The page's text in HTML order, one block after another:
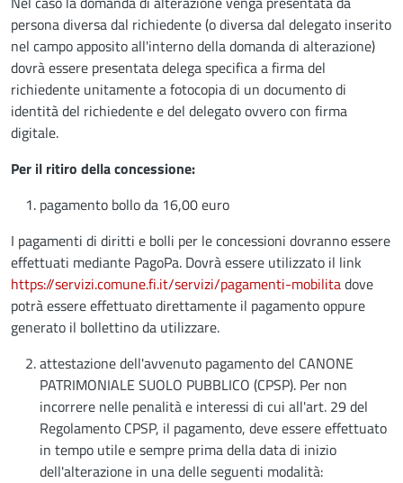
persona diversa dal richiedente (o diversa dal delegato inserito
nel campo apposito all'interno della domanda di alterazione)
dovrà essere presentata delega specifica a firma del
richiedente unitamente a fotocopia di un documento di
identità del richiedente e del delegato ovvero con firma
digitale.
Per il ritiro della concessione:
pagamento bollo da 16,00 euro
I pagamenti di diritti e bolli per le concessioni dovranno essere
effettuati mediante PagoPa. Dovrà essere utilizzato il link
https://servizi.comune.fi.it/servizi/pagamenti-mobilitadove
potrà essere effettuato direttamente il pagamento oppure
generato il bollettino da utilizzare.
attestazione dell'avvenuto pagamento del CANONE
PATRIMONIALE SUOLO PUBBLICO (CPSP). Per non
incorrere nelle penalità e interessi di cui all'art. 29 del
Regolamento CPSP, il pagamento, deve essere effettuato
in tempo utile e sempre prima della data di inizio
dell'alterazione in una delle seguenti modalità: